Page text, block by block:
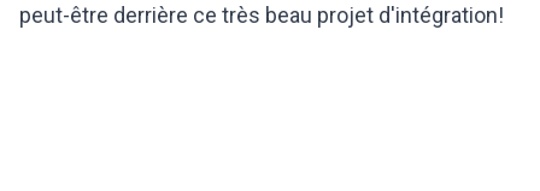
peut-être derrière ce très beau projet d'intégration!